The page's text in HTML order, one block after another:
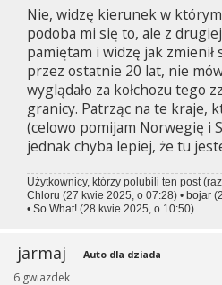
Nie, widzę kierunek w
podoba mi się to, ale z
pamiętam i widzę jak zmienił
przez ostatnie 20 lat, nie
wyglądało za kołchozu tego
granicy. Patrząc na te kraje,
(celowo pomijam Norwegię i
jednak chyba lepiej, że tu
Użytkownicy, którzy polubili ten post
Chloru (27 kwie 2025, o 07:28) • bojar
• So What! (28 kwie 2025, o 10:50)
jarmaj
6 gwiazdek
Auto dla dziada